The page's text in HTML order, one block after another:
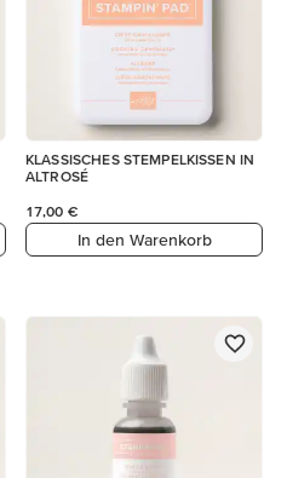
KLASSISCHES STEMPELKISSEN IN
ALTROSÉ
17,00 €
In den Warenkorb